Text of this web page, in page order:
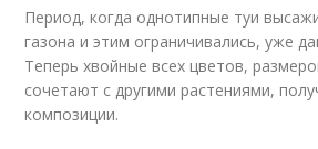
Период, когда однотипные туи
газона и этим ограничивались, уже
Теперь хвойные всех цветов,
сочетают с другими растениями,
композиции.